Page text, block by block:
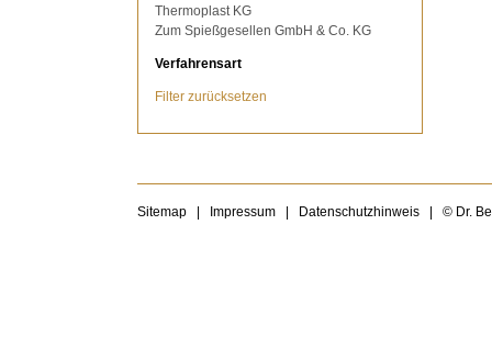
Thermoplast KG
Zum Spießgesellen GmbH & Co. KG
Verfahrensart
Filter zurücksetzen
Sitemap Impressum Datenschutzhinweis © Dr.